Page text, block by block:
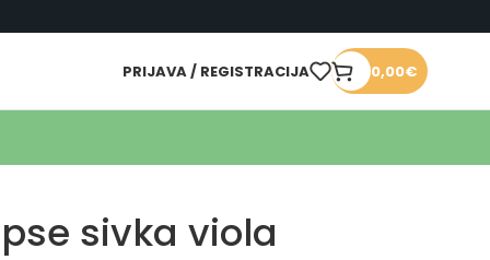
PRIJAVA / REGISTRACIJA 0,00€
sivka viola